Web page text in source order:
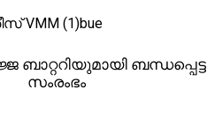
ബന്ധപ്പെട്ട
സംരംഭം